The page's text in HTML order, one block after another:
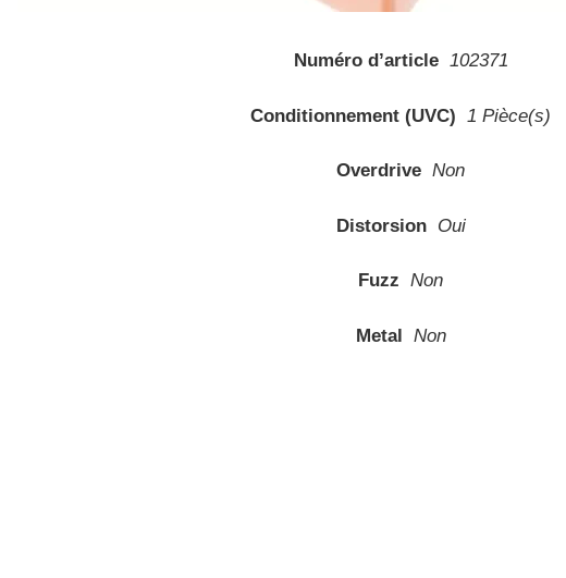
Numéro d’article 102371
Conditionnement (UVC) 1 Pièce(s)
Overdrive Non
Distorsion Oui
Fuzz Non
Metal Non